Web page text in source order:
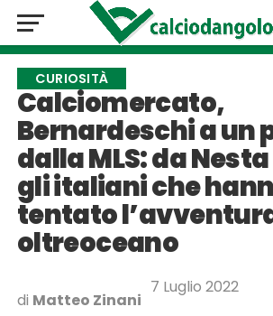
CURIOSITÀ
Calciomercato,
Bernardeschi a un
dalla MLS: da
gli italiani che
tentato
oltreoceano
di Matteo Zinani
7 Luglio 2022